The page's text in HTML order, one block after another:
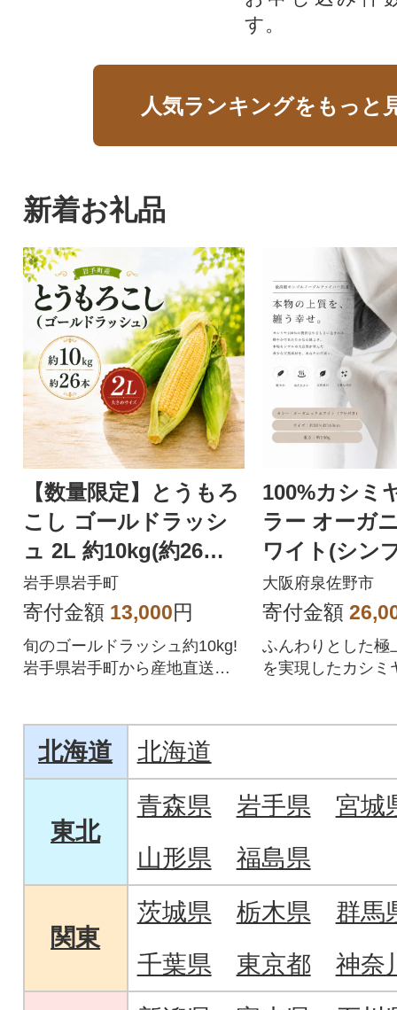
す。
人気ランキングをもっと
新着お礼品
【数量限定】とうもろ
こし ゴールドラッシ
ュ 2L 約10kg(約26本)
岩手県 岩手町産
岩手県岩手町
寄付金額 13,000円
旬のゴールドラッシュ約10kg!
岩手県岩手町から産地直送で
100%カシミ
ラー オーガ
ワイト(シン
大阪府泉佐野市
寄付金額
ふんわりとした極
を実現したカシミ
北海道 北海道
東北
青森県 岩手県
宮城
山形県
福島県
関東
茨城県 栃木県
群馬
千葉県
東京都 神奈